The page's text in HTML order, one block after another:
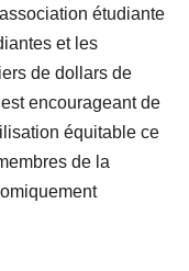
étudiante
et les
de dollars de
encourageant de
équitable ce
de la